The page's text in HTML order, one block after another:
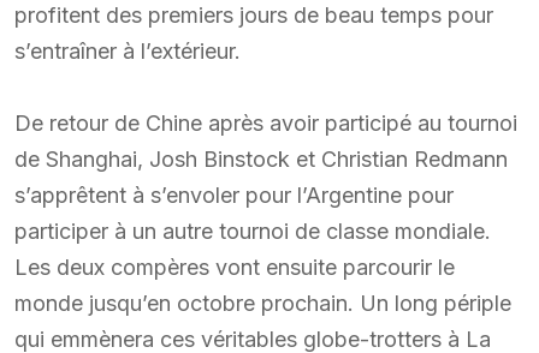
profitent des premiers jours de beau temps pour
s’entraîner à l’extérieur.
De retour de Chine après avoir participé au tournoi
de Shanghai, Josh Binstock et Christian Redmann
s’apprêtent à s’envoler pour l’Argentine pour
participer à un autre tournoi de classe mondiale.
Les deux compères vont ensuite parcourir le
monde jusqu’en octobre prochain. Un long périple
qui emmènera ces véritables globe-trotters à La